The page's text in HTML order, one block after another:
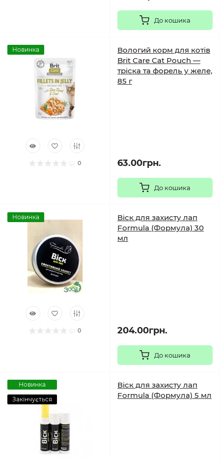
До кошика
Новинка
0
Вологий корм для котів
Brit Care Cat Pouch —
тріска та форель у желе,
85 г
63.00грн.
До кошика
Новинка
0
Віск для захисту лап
Formula (Формула) 30
мл
204.00грн.
До кошика
Новинка
Закінчується
Віск для захисту лап
Formula (Формула) 5 мл